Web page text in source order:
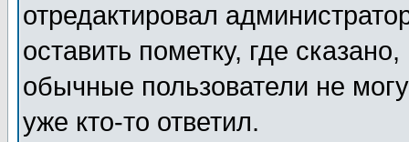
отредактировал
оставить пометку, где
обычные пользователи не
уже кто-то ответил.